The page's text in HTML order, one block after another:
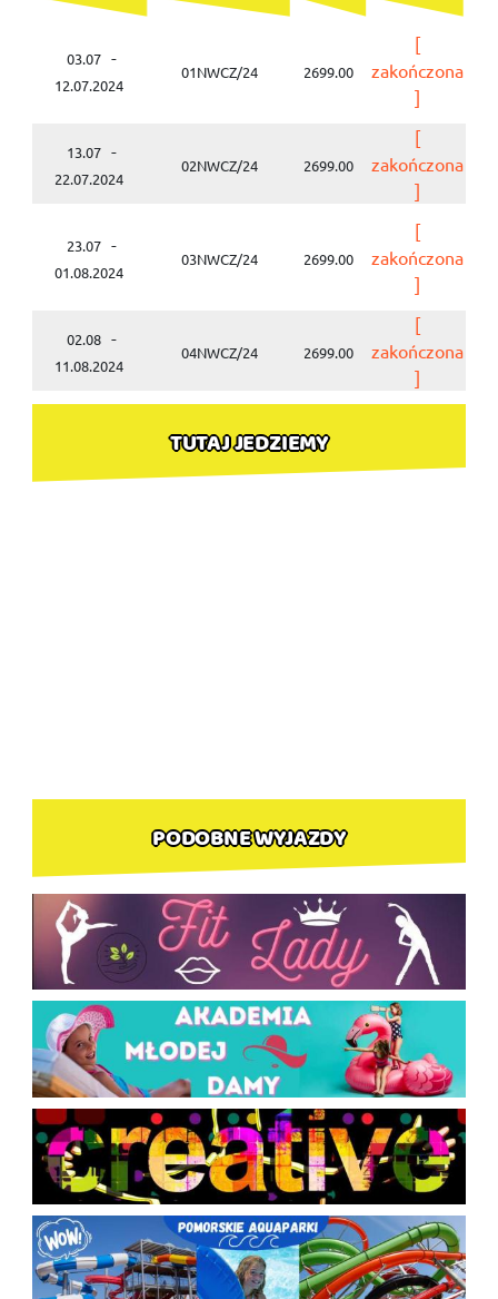
TUTAJ JEDZIEMY
PODOBNE WYJAZDY
03.07 -
12.07.2024
01NWCZ/24 2699.00
[
zakończona
]
13.07 -
22.07.2024
02NWCZ/24 2699.00
[
zakończona
]
23.07 -
01.08.2024
03NWCZ/24 2699.00
[
zakończona
]
02.08 -
11.08.2024
04NWCZ/24 2699.00
[
zakończona
]